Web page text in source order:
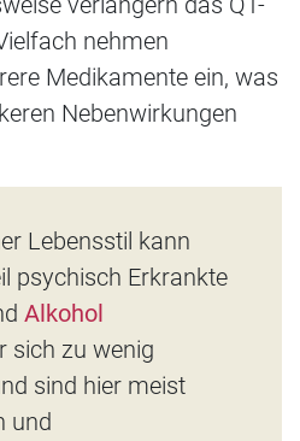
nehmen
Medikamente ein, was
Nebenwirkungen
Lebensstil kann
psychisch Erkrankte
Alkohol
sich zu wenig
sind hier meist
und